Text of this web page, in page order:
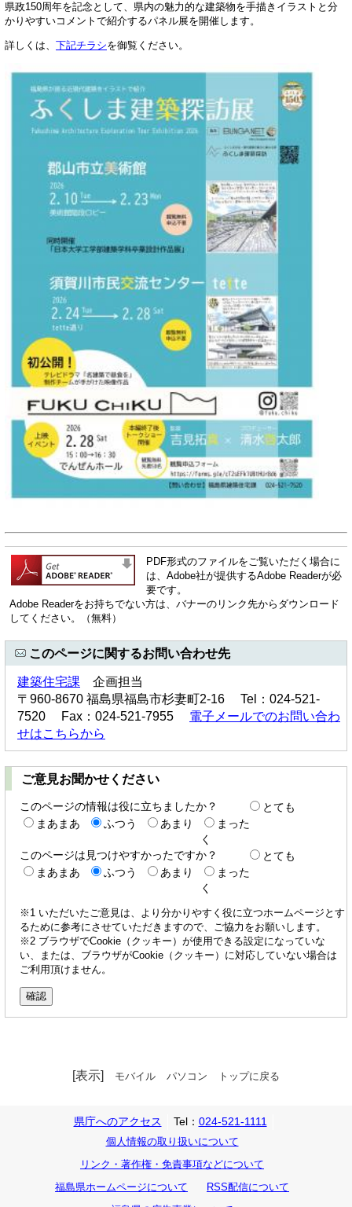
県政150周年を記念として、県内の魅力的な建築物を手描きイラストと分
かりやすいコメントで紹介するパネル展を開催します。
詳しくは、 下記チラシを御覧ください。
PDF形式のファイルをご覧いただく場合に
は、Adobe社が提供するAdobe Readerが必
要です。
Adobe Readerをお持ちでない方は、バナーのリンク先からダウンロード
してください。（無料）
このページに関するお問い合わせ先
建築住宅課 企画担当
〒960-8670 福島県福島市杉妻町2-16 Tel：024-521-
7520 Fax：024-521-7955 電子メールでのお問い合わ
せはこちらから
ご意見お聞かせください
このページの情報は役に立ちましたか？
とても
まあまあ
ふつう あまり
まった
く
このページは見つけやすかったですか？
とても
まあまあ
ふつう あまり
まった
く
※1 いただいたご意見は、より分かりやすく役に立つホームページとす
るために参考にさせていただきますので、ご協力をお願いします。
※2 ブラウザでCookie（クッキー）が使用できる設定になっていな
い、または、ブラウザがCookie（クッキー）に対応していない場合は
ご利用頂けません。
[表示] モバイル パソコン トップに戻る
県庁へのアクセス Tel： 024-521-1111
個人情報の取り扱いについて
リンク・著作権・免責事項などについて
福島県ホームページについて
RSS配信について